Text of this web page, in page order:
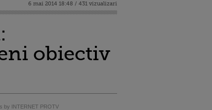
6 mai 2014 18:48 / 431 vizualizari
obiectiv
by INTERNET PROTV